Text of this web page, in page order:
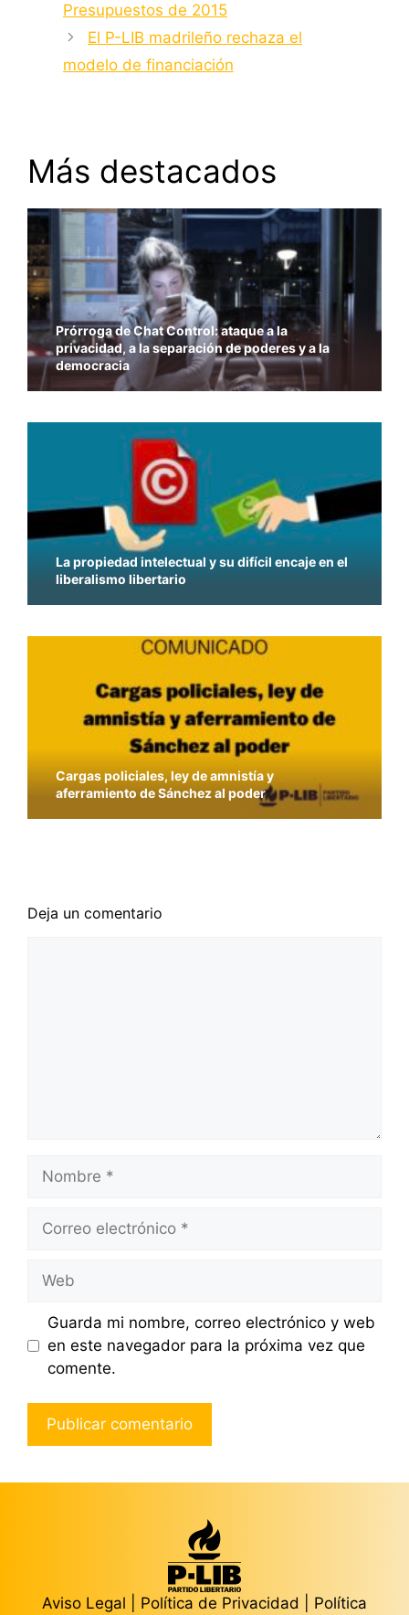
Presupuestos de 2015
El P-LIB madrileño rechaza el
modelo de financiación
Más destacados
Prórroga de Chat Control: ataque a la
privacidad, a la separación de poderes y a la
democracia
La propiedad intelectual y su difícil encaje en el
liberalismo libertario
Cargas policiales, ley de amnistía y
aferramiento de Sánchez al poder
La solución a los problemas sanitarios no pasa
por la vulneración de los derechos civiles
Deja un comentario
electrónico
Guarda mi nombre, correo electrónico y web
en este navegador para la próxima vez que
comente.
Aviso Legal Política de Privacidad Política